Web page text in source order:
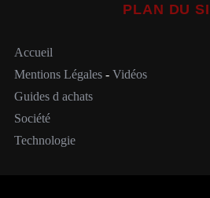
PLAN DU
Accueil
Mentions Légales- Vidéos
Guides d achats
Société
Technologie